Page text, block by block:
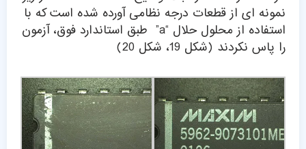
نمونه ای از قطعات درجه نظامی آورده شده است که با
استفاده از محلول حلال “a” طبق استاندارد فوق، آزمون
را پاس نکردند (شکل 19، شکل 20)